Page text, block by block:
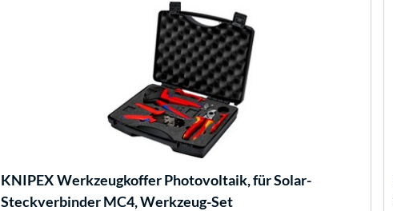
KNIPEX Werkzeugkoffer Photovoltaik, für Solar-
Steckverbinder MC4, Werkzeug-Set